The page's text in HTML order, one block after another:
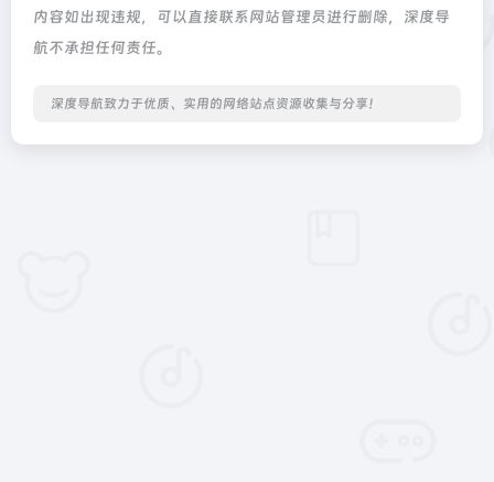
内容如出现违规，可以直接联系网站管理员进行删除，深度导
航不承担任何责任。
深度导航致力于优质、实用的网络站点资源收集与分享！